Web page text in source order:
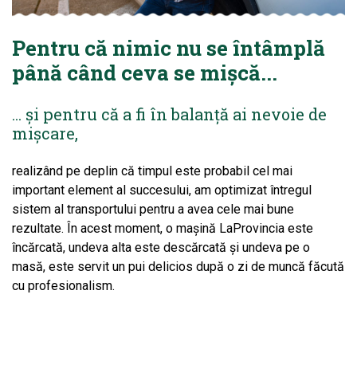
Pentru că nimic nu se întâmplă
până când ceva se mișcă...
... și pentru că a fi în balanță ai nevoie de
mișcare,
realizând pe deplin că timpul este probabil cel mai
important element al succesului, am optimizat întregul
sistem al transportului pentru a avea cele mai bune
rezultate. În acest moment, o mașină LaProvincia este
încărcată, undeva alta este descărcată și undeva pe o
masă, este servit un pui delicios după o zi de muncă făcută
cu profesionalism.